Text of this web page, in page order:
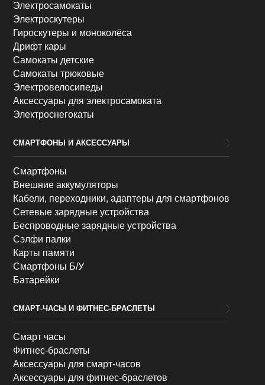
Электросамокаты
Электроскутеры
Гироскутеры и моноколёса
Дрифт кары
Самокаты детские
Самокаты трюковые
Электровелосипеды
Аксессуары для электросамоката
Электроснегокаты
СМАРТФОНЫ И АКСЕССУАРЫ
Смартфоны
Внешние аккумуляторы
Кабели, переходники, адаптеры для смартфонов
Сетевые зарядные устройства
Беспроводные зарядные устройства
Сэлфи палки
Карты памяти
Смартфоны Б/У
Батарейки
СМАРТ-ЧАСЫ И ФИТНЕС-БРАСЛЕТЫ
Смарт часы
Фитнес-браслеты
Аксессуары для смарт-часов
Аксессуары для фитнес-браслетов